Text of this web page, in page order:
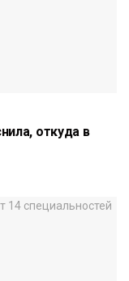
откуда в